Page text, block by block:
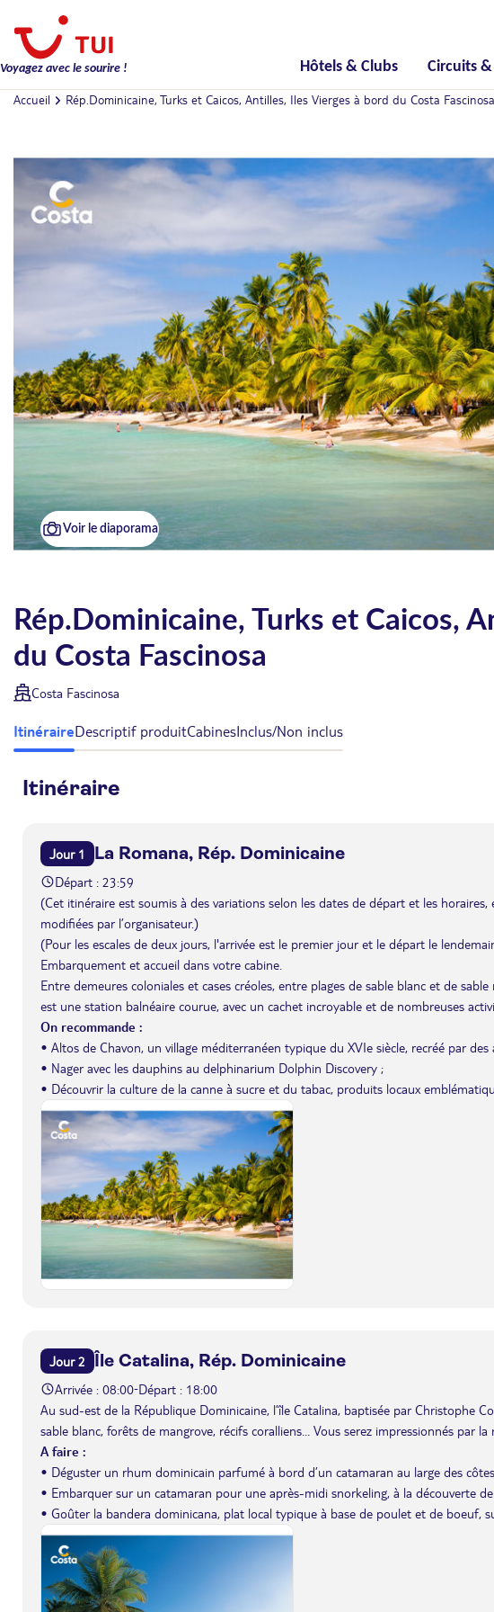
Voyagez avec le sourire ! Hôtels & Clubs Circuits
Accueil Rép.Dominicaine, Turks et Caicos, Antilles, Iles Vierges à bord du Costa Fascinosa
Voir le diaporama
Rép.Dominicaine, Turks et Caicos,
du Costa Fascinosa
Costa Fascinosa
ItinéraireDescriptif produitCabinesInclus/Non inclus
Itinéraire
Jour 1 La Romana, Rép. Dominicaine
Départ : 23:59
(Cet itinéraire est soumis à des variations selon les dates de départ et les
modifiées par l’organisateur.)
(Pour les escales de deux jours, l'arrivée est le premier jour et le départ le
Embarquement et accueil dans votre cabine.
Entre demeures coloniales et cases créoles, entre plages de sable blanc et de
est une station balnéaire courue, avec un cachet incroyable et de nombreuses
On recommande :
• Altos de Chavon, un village méditerranéen typique du XVIe siècle, recréé par des
• Nager avec les dauphins au delphinarium Dolphin Discovery ;
• Découvrir la culture de la canne à sucre et du tabac, produits locaux
Jour 2 Île Catalina, Rép. Dominicaine
Arrivée : 08:00-Départ : 18:00
Au sud-est de la République Dominicaine, l’île Catalina, baptisée par Christophe
sable blanc, forêts de mangrove, récifs coralliens… Vous serez impressionnés par
A faire :
• Déguster un rhum dominicain parfumé à bord d’un catamaran au large des côtes
• Embarquer sur un catamaran pour une après-midi snorkeling, à la découverte
• Goûter la bandera dominicana, plat local typique à base de poulet et de boeuf,